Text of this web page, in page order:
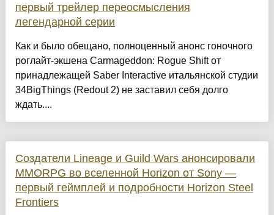
первый трейлер переосмысления
легендарной серии
Как и было обещано, полноценный анонс гоночного
роглайт-экшена Carmageddon: Rogue Shift от
принадлежащей Saber Interactive итальянской студии
34BigThings (Redout 2) не заставил себя долго
ждать....
Создатели Lineage и Guild Wars анонсировали
MMORPG во вселенной Horizon от Sony —
первый геймплей и подробности Horizon Steel
Frontiers